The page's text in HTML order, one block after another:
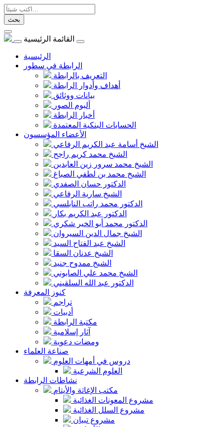
بحث
القائمة الرئيسية
الرئيسية
الرابطة في سطور
التعريف بالرابطة
أهداف وأدوار الرابطة
بيانات ووثائق
ألبوم الصور
أخبار الرابطة
الحسابات البنكية المعتمدة
الأعضاء المؤسسون
الشيخ أسامة عبد الكريم الرفاعي
الشيخ محمد كريم راجح
الشيخ محمد سرور زين العابدين
الشيخ محمد بن لطفي الصباغ
الدكتور حسان الصفدي
الشيخ سارية الرفاعي
الدكتور محمد راتب النابلسي
الدكتور عبد الكريم بكار
الدكتور محمد أبو الخير شكري
الشيخ جمال الدين السيروان
الشيخ عبد الفتاح السيد
الشيخ عدنان السقا
الشيخ ممدوح جنيد
الشيخ محمد علي الصابوني
الدكتور عبد الله السلقيني
كنوز المعرفة
تراجم
أدبيات
مكتبة الرابطة
آثار إسلامية
ومضات دعوية
صناعة العلماء
دروس في أمهات العلوم
العلوم الشرعية
نشاطات الرابطة
مكتب الإغاثة والأيتام
مشروع المعونات الغذائية
مشروع السلل الغذائية
مشروع تبيان